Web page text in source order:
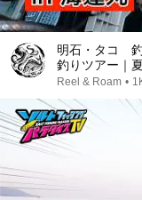
明石・タコ
釣りツアー｜
Octopus
Reel & Roam •